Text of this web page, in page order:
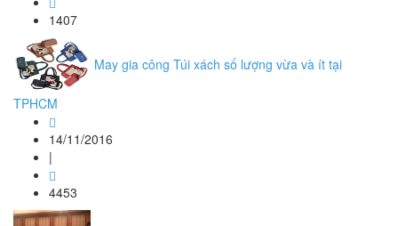
1407
May gia công Túi xách số lượng vừa và ít tại
TPHCM
14/11/2016
|
4453